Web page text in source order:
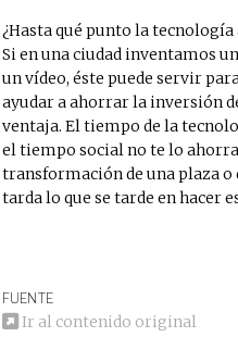
¿Hasta qué punto la
Si en una ciudad inventamos
un vídeo, éste puede servir
ayudar a ahorrar la inversión
ventaja. El tiempo de la
el tiempo social no te lo
transformación de una plaza
tarda lo que se tarde en hacer
FUENTE
Ir al contenido original